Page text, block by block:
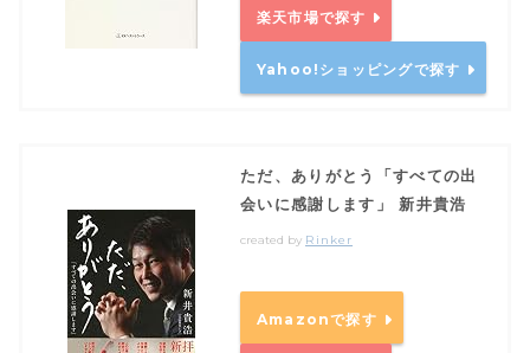
楽天市場で探す
Yahoo!ショッピングで探す
ただ、ありがとう「すべての出
会いに感謝します」 新井貴浩
created by Rinker
Amazonで探す